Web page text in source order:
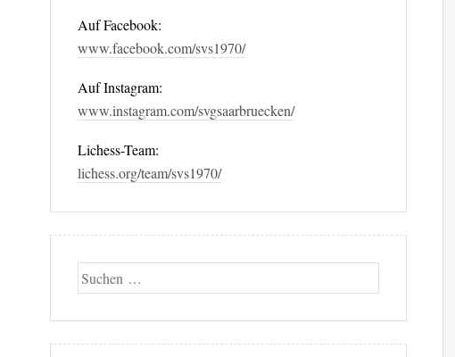
Auf Facebook:
www.facebook.com/svs1970/
Auf Instagram:
www.instagram.com/svgsaarbruecken/
Lichess-Team:
lichess.org/team/svs1970/
Suche